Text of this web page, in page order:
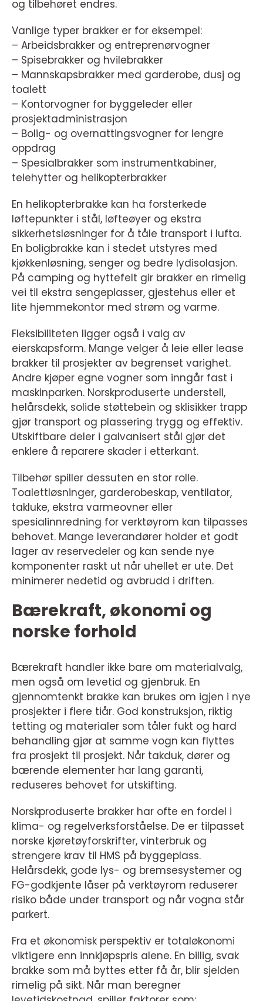
og tilbehøret endres.
Vanlige typer brakker er for eksempel:
– Arbeidsbrakker og entreprenørvogner
– Spisebrakker og hvilebrakker
– Mannskapsbrakker med garderobe, dusj og
toalett
– Kontorvogner for byggeleder eller
prosjektadministrasjon
– Bolig- og overnattingsvogner for lengre
oppdrag
– Spesialbrakker som instrumentkabiner,
telehytter og helikopterbrakker
En helikopterbrakke kan ha forsterkede
løftepunkter i stål, løfteøyer og ekstra
sikkerhetsløsninger for å tåle transport i lufta.
En boligbrakke kan i stedet utstyres med
kjøkkenløsning, senger og bedre lydisolasjon.
På camping og hyttefelt gir brakker en rimelig
vei til ekstra sengeplasser, gjestehus eller et
lite hjemmekontor med strøm og varme.
Fleksibiliteten ligger også i valg av
eierskapsform. Mange velger å leie eller lease
brakker til prosjekter av begrenset varighet.
Andre kjøper egne vogner som inngår fast i
maskinparken. Norskproduserte understell,
helårsdekk, solide støttebein og sklisikker trapp
gjør transport og plassering trygg og effektiv.
Utskiftbare deler i galvanisert stål gjør det
enklere å reparere skader i etterkant.
Tilbehør spiller dessuten en stor rolle.
Toalettløsninger, garderobeskap, ventilator,
takluke, ekstra varmeovner eller
spesialinnredning for verktøyrom kan tilpasses
behovet. Mange leverandører holder et godt
lager av reservedeler og kan sende nye
komponenter raskt ut når uhellet er ute. Det
minimerer nedetid og avbrudd i driften.
Bærekraft, økonomi og
norske forhold
Bærekraft handler ikke bare om materialvalg,
men også om levetid og gjenbruk. En
gjennomtenkt brakke kan brukes om igjen i nye
prosjekter i flere tiår. God konstruksjon, riktig
tetting og materialer som tåler fukt og hard
behandling gjør at samme vogn kan flyttes
fra prosjekt til prosjekt. Når takduk, dører og
bærende elementer har lang garanti,
reduseres behovet for utskifting.
Norskproduserte brakker har ofte en fordel i
klima- og regelverksforståelse. De er tilpasset
norske kjøretøyforskrifter, vinterbruk og
strengere krav til HMS på byggeplass.
Helårsdekk, gode lys- og bremsesystemer og
FG-godkjente låser på verktøyrom reduserer
risiko både under transport og når vogna står
parkert.
Fra et økonomisk perspektiv er totaløkonomi
viktigere enn innkjøpspris alene. En billig, svak
brakke som må byttes etter få år, blir sjelden
rimelig på sikt. Når man beregner